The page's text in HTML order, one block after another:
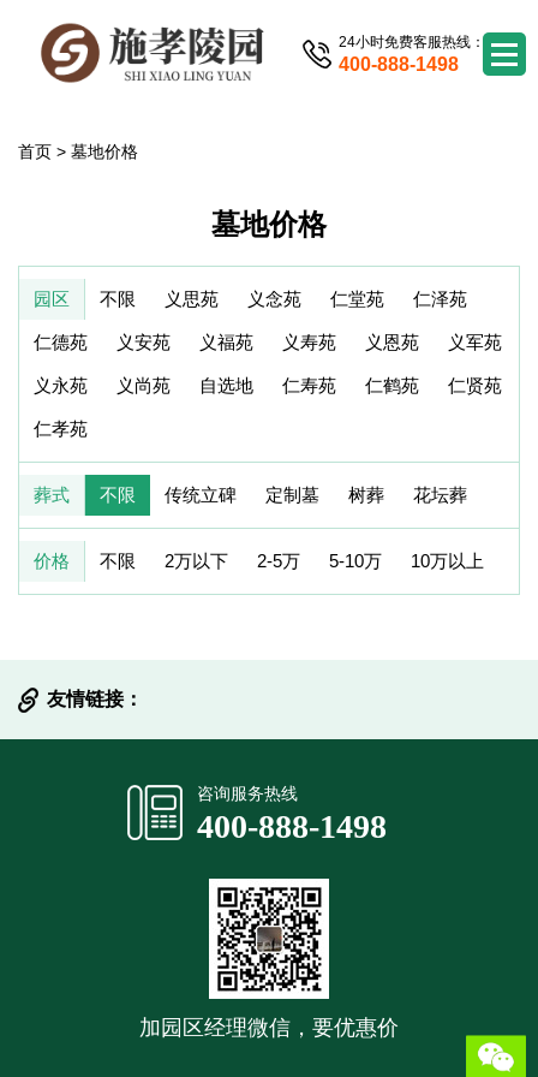
24小时免费客服热线：
400-888-1498
首页 > 墓地价格
墓地价格
园区 不限 义思苑 义念苑 仁堂苑 仁泽苑
仁德苑 义安苑 义福苑 义寿苑 义恩苑 义军苑
义永苑 义尚苑 自选地 仁寿苑 仁鹤苑 仁贤苑
仁孝苑
葬式 不限 传统立碑 定制墓 树葬 花坛葬
价格 不限 2万以下 2-5万 5-10万 10万以上
友情链接：
咨询服务热线
400-888-1498
加园区经理微信，要优惠价